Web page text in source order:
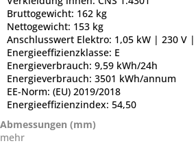
Bruttogewicht: 162 kg
Nettogewicht: 153 kg
Anschlusswert Elektro: 1,05 kW | 230 V
Energieeffizienzklasse: E
Energieverbrauch: 9,59 kWh/24h
Energieverbrauch: 3501 kWh/annum
EE-Norm: (EU) 2019/2018
Energieeffizienzindex: 54,50
Abmessungen (mm)
mehr